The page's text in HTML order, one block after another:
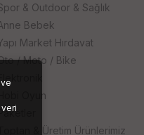
veri
& Outdoor & Sağlık
Bebek
Market Hırdavat
/ Moto / Bike
Hobi Oyun
Toptan & Üretim Ürünlerimiz